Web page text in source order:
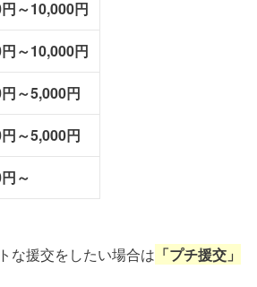
～10,000円
～10,000円
～5,000円
～5,000円
～
な援交をしたい場合は 「プチ援交」